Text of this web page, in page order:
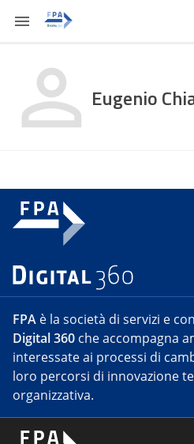
Eugenio
FPA è la società di servizi e
Digital 360 che accompagna
interessate ai processi di
loro percorsi di innovazione
organizzativa.